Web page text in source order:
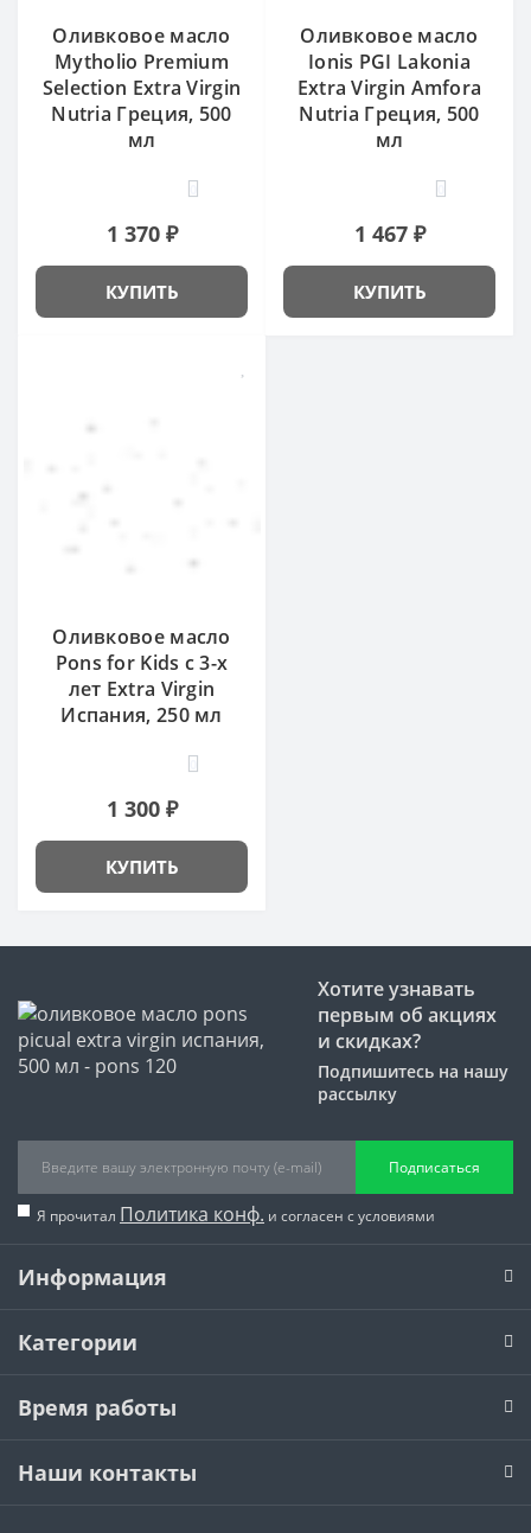
Оливковое масло
Mytholio Premium
Selection Extra Virgin
Nutria Греция, 500
мл
1 370 ₽
КУПИТЬ
Оливковое масло
Ionis PGI Lakonia
Extra Virgin Amfora
Nutria Греция, 500
мл
1 467 ₽
КУПИТЬ
Оливковое масло
Pons for Kids с 3-х
лет Extra Virgin
Испания, 250 мл
1 300 ₽
КУПИТЬ
Хотите узнавать
первым об акциях
и скидках?
Подпишитесь на нашу
рассылку
Подписаться
Я прочитал Политика конф. и согласен с условиями
Информация
Категории
Время работы
Наши контакты